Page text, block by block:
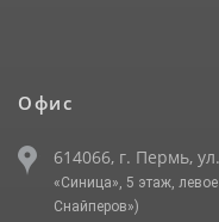
Офис
614066, г. Пермь,
«Синица», 5 этаж,
Снайперов»)